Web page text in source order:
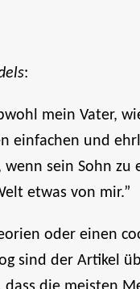
:
mein Vater,
einfachen und
sein Sohn zu
etwas von mir.”
oder einen
sind der Artikel